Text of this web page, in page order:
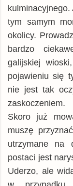
tym samym
okolicy.
bardzo
galijskiej
pojawieniu się
nie jest tak
zaskoczeniem.
Skoro już
muszę
utrzymane na
postaci jest
Uderzo, ale